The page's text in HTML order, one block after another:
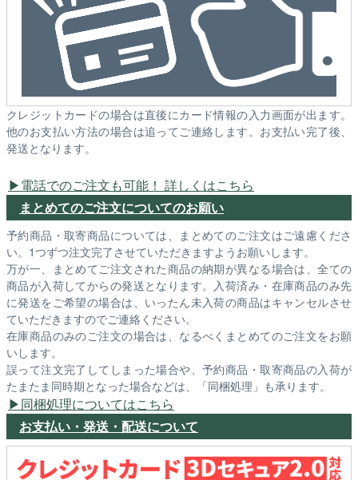
クレジットカードの場合は直後にカード情報の入力画面が出ます。
他のお支払い方法の場合は追ってご連絡します。お支払い完了後、
発送となります。
電話でのご注文も可能！ 詳しくはこちら
まとめてのご注文についてのお願い
予約商品・取寄商品については、まとめてのご注文はご遠慮くださ
い。1つずつ注文完了させていただきますようお願いします。
万が一、まとめてご注文された商品の納期が異なる場合は、全ての
商品が入荷してからの発送となります。入荷済み・在庫商品のみ先
に発送をご希望の場合は、いったん未入荷の商品はキャンセルさせ
ていただきますのでご連絡ください。
在庫商品のみのご注文の場合は、なるべくまとめてのご注文をお願
いします。
誤って注文完了してしまった場合や、予約商品・取寄商品の入荷が
たまたま同時期となった場合などは、「同梱処理」も承ります。
同梱処理についてはこちら
お支払い・発送・配送について